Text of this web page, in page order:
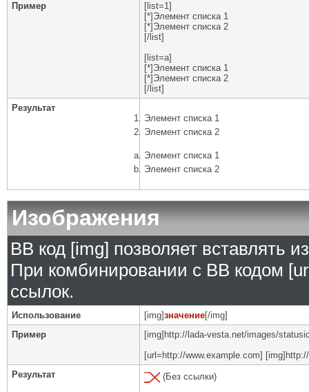
Пример
[list=1]
[*]Элемент списка 1
[*]Элемент списка 2
[/list]
[list=a]
[*]Элемент списка 1
[*]Элемент списка 2
[/list]
Результат
Элемент списка 1
Элемент списка 2
Элемент списка 1
Элемент списка 2
Изображения
BB код [img] позволяет вставлять
При комбинировании с BB кодом
ссылок.
Использование [img]значение[/img]
Пример
[img]http://lada-vesta.net/images/
[url=http://www.example.com]
Результат
(Без ссылки)